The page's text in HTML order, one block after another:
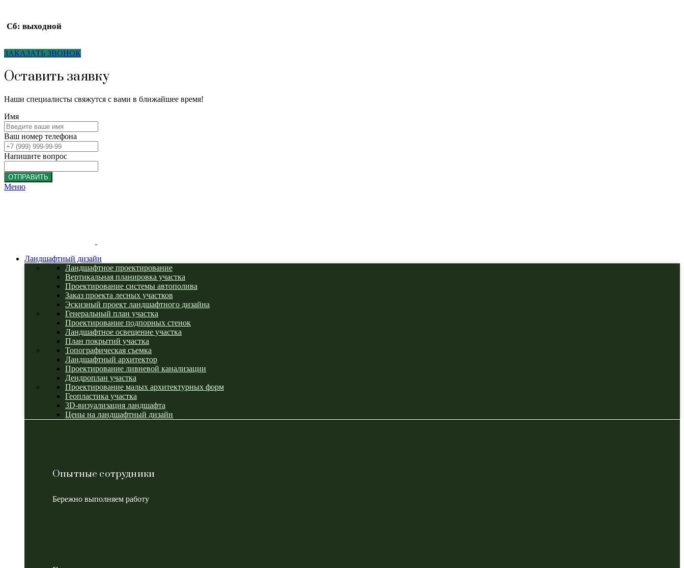
Сб: выходной
ЗАКАЗАТЬ ЗВОНОК
Оставить заявку
Наши специалисты свяжутся с вами в ближайшее время!
Имя
Ваш номер телефона
Напишите вопрос
ОТПРАВИТЬ
Меню
Ландшафтный дизайн
Ландшафтное проектирование
Вертикальная планировка участка
Проектирование системы автополива
Заказ проекта лесных участков
Эскизный проект ландшафтного дизайна
Генеральный план участка
Проектирование подпорных стенок
Ландшафтное освещение участка
План покрытий участка
Топографическая съемка
Ландшафтный архитектор
Проектирование ливневой канализации
Дендроплан участка
Проектирование малых архитектурных форм
Геопластика участка
3D-визуализация ландшафта
Цены на ландшафтный дизайн
Опытные сотрудники
Бережно выполняем работу